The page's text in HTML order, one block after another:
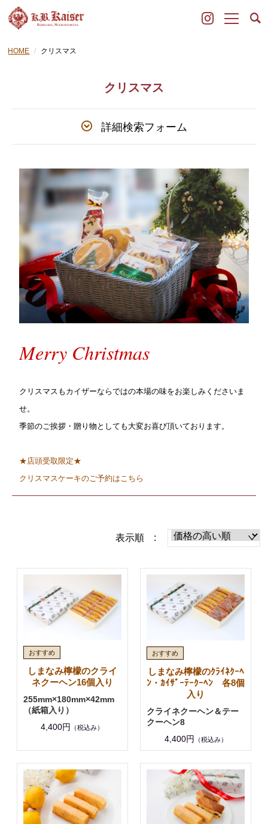
HOME クリスマス
クリスマス
詳細検索フォーム
Merry Christmas
クリスマスもカイザーならではの本場の味をお楽しみくださいま
せ。
季節のご挨拶・贈り物としても大変お喜び頂いております。
★店頭受取限定★
クリスマスケーキのご予約はこちら
表示順 :
しまなみ檸檬のクライ
ネクーヘン16個入り
255mm×180mm×42mm
（紙箱入り）
4,400円
（税込み）
しまなみ檸檬のｸﾗｲﾈｸｰﾍ
ﾝ・ｶｲｻﾞｰﾃｰｸｰﾍﾝ 各8個
入り
クライネクーヘン＆テー
クーヘン8
4,400円
（税込み）